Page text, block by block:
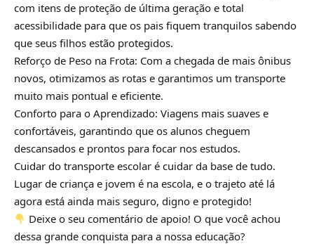
com itens de proteção de última geração e total
acessibilidade para que os pais fiquem tranquilos sabendo
que seus filhos estão protegidos.
Reforço de Peso na Frota: Com a chegada de mais ônibus
novos, otimizamos as rotas e garantimos um transporte
muito mais pontual e eficiente.
Conforto para o Aprendizado: Viagens mais suaves e
confortáveis, garantindo que os alunos cheguem
descansados e prontos para focar nos estudos.
Cuidar do transporte escolar é cuidar da base de tudo.
Lugar de criança e jovem é na escola, e o trajeto até lá
agora está ainda mais seguro, digno e protegido!
Deixe o seu comentário de apoio! O que você achou
dessa grande conquista para a nossa educação?